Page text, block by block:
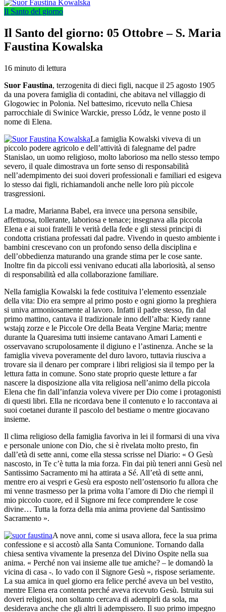
Il Santo del giorno
Il Santo del giorno: 05 Ottobre – S. Maria
Faustina Kowalska
16 minuto di lettura
Suor Faustina, terzogenita di dieci figli, nacque il 25 agosto 1905
da una povera famiglia di contadini, che abitava nel villaggio di
Glogowiec in Polonia. Nel battesimo, ricevuto nella Chiesa
parrocchiale di Swinice Warckie, presso Lódz, le venne posto il
nome di Elena.
La famiglia Kowalski viveva di un
piccolo podere agricolo e dell’attività di falegname del padre
Stanislao, un uomo religioso, molto laborioso ma nello stesso tempo
severo, il quale dimostrava un forte senso di responsabilità
nell’adempimento dei suoi doveri professionali e familiari ed esigeva
lo stesso dai figli, richiamandoli anche nelle loro più piccole
trasgressioni.
La madre, Marianna Babel, era invece una persona sensibile,
affettuosa, tollerante, laboriosa e tenace; insegnava alla piccola
Elena e ai suoi fratelli le verità della fede e gli stessi principi di
condotta cristiana professati dal padre. Vivendo in questo ambiente i
bambini crescevano con un profondo senso della disciplina e
dell’obbedienza maturando una grande stima per le cose sante.
Inoltre fin da piccoli essi venivano educati alla laboriosità, al senso
di responsabilità ed alla collaborazione familiare.
Nella famiglia Kowalski la fede costituiva l’elemento essenziale
della vita: Dio era sempre al primo posto e ogni giorno la preghiera
si univa armoniosamente al lavoro. Infatti il padre stesso, fin dal
primo mattino, cantava il tradizionale inno dell’alba: Kiedy ranne
wstajq zorze e le Piccole Ore della Beata Vergine Maria; mentre
durante la Quaresima tutti insieme cantavano Amari Lamenti e
osservavano scrupolosamente il digiuno e l’astinenza. Anche se la
famiglia viveva poveramente del duro lavoro, tuttavia riusciva a
trovare sia il denaro per comprare i libri religiosi sia il tempo per la
lettura fatta in comune. Sono state proprio queste letture a far
nascere la disposizione alla vita religiosa nell’animo della piccola
Elena che fin dall’infanzia voleva vivere per Dio come i protagonisti
di questi libri. Ella ne ricordava bene il contenuto e lo raccontava ai
suoi coetanei durante il pascolo del bestiame o mentre giocavano
insieme.
Il clima religioso della famiglia favoriva in lei il formarsi di una viva
e personale unione con Dio, che si è rivelata molto presto, fin
dall’età di sette anni, come ella stessa scrisse nel Diario: « O Gesù
nascosto, in Te c’è tutta la mia forza. Fin dai più teneri anni Gesù nel
Santissimo Sacramento mi ha attirata a Sé. All’età di sette anni,
mentre ero ai vespri e Gesù era esposto nell’ostensorio fu allora che
mi venne trasmesso per la prima volta l’amore di Dio che riempì il
mio piccolo cuore, ed il Signore mi fece comprendere le cose
divine… Tutta la forza della mia anima proviene dal Santissimo
Sacramento ».
A nove anni, come si usava allora, fece la sua prima
confessione e si accostò alla Santa Comunione. Tornando dalla
chiesa sentiva vivamente la presenza del Divino Ospite nella sua
anima. « Perché non vai insieme alle tue amiche? – le domandò la
vicina di casa -. Io vado con il Signore Gesù », rispose seriamente.
La sua amica in quel giorno era felice perché aveva un bel vestito,
mentre Elena era contenta perché aveva ricevuto Gesù. Istruita sui
doveri religiosi, non soltanto cercava di adempirli da sola, ma
desiderava anche che gli altri li adempissero. Il suo primo impegno